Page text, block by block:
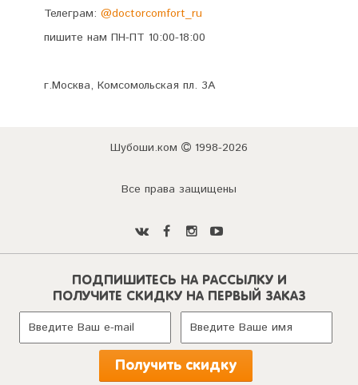
Телеграм: @doctorcomfort_ru
пишите нам ПН-ПТ 10:00-18:00
г.Москва, Комсомольская пл. 3А
Шубоши.ком 1998-2026
Все права защищены
ПОДПИШИТЕСЬ НА РАССЫЛКУ И
ПОЛУЧИТЕ СКИДКУ НА ПЕРВЫЙ ЗАКАЗ